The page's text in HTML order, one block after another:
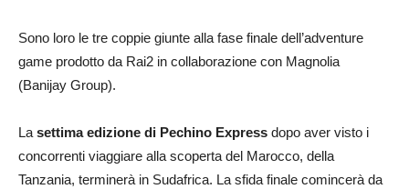
Sono loro le tre coppie giunte alla fase finale dell’adventure
game prodotto da Rai2 in collaborazione con Magnolia
(Banijay Group).
La settima edizione di Pechino Express dopo aver visto i
concorrenti viaggiare alla scoperta del Marocco, della
Tanzania, terminerà in Sudafrica. La sfida finale comincerà da